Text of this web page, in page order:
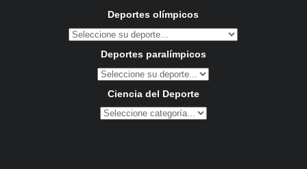
Deportes olímpicos
Deportes paralímpicos
Ciencia del Deporte